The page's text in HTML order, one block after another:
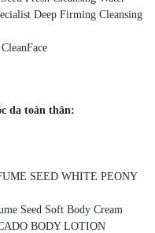
Deep Firming Cleansing
da toàn thân:
SEED WHITE PEONY
Seed Soft Body Cream
BODY LOTION